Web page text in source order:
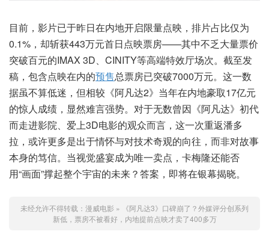
目前，影片已于昨日在内地开启限量点映，排片占比仅为
0.1%，却斩获443万元首日点映票房——其中不乏大量票价
突破百元的IMAX 3D、CINITY等高端特效厅场次。截至发
稿，包含点映在内的预售总票房已突破7000万元。这一数
据虽不算低迷，但相较《阿凡达2》当年在内地豪取17亿元
的惊人成绩，显然难言强势。对于无数曾因《阿凡达》初代
而走进影院、爱上3D电影的观众而言，这一次重返潘多
拉，或许更多是出于情怀与对技术奇观的向往，而非对故事
本身的笃信。当视觉盛宴成为唯一卖点，卡梅隆还能否
用“画面”撑起整个宇宙的未来？答案，即将在银幕揭晓。
未经允许不得转载： 漫威电影 »
《阿凡达3》口碑崩了？外媒评分创系列
新低，票房不被看好，内地提前点映才卖了400多万